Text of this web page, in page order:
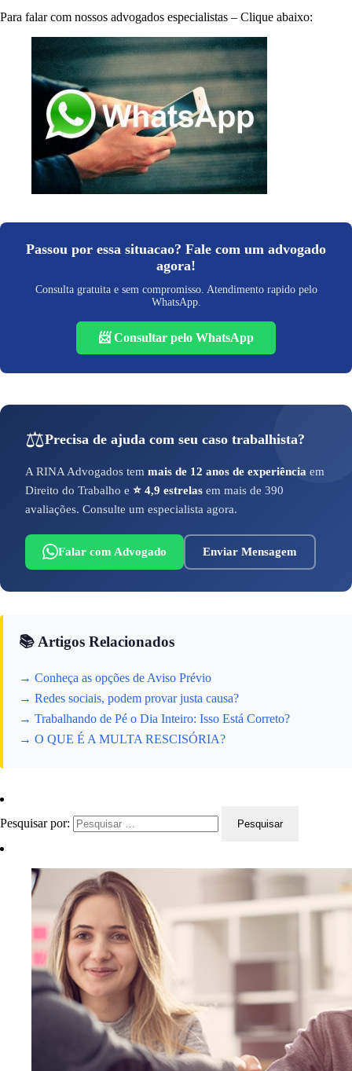
Para falar com nossos advogados especialistas – Clique abaixo:
Passou por essa situacao? Fale com um advogado
agora!
Consulta gratuita e sem compromisso. Atendimento rapido pelo
WhatsApp.
📨 Consultar pelo WhatsApp
⚖️Precisa de ajuda com seu caso trabalhista?
A RINA Advogados tem mais de 12 anos de experiência em
Direito do Trabalho e ⭐ 4,9 estrelas em mais de 390
avaliações. Consulte um especialista agora.
Falar com Advogado Enviar Mensagem
📚 Artigos Relacionados
→ Conheça as opções de Aviso Prévio
→ Redes sociais, podem provar justa causa?
→ Trabalhando de Pé o Dia Inteiro: Isso Está Correto?
→ O QUE É A MULTA RESCISÓRIA?
Pesquisar por: